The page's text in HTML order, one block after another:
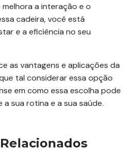
a interação e o
cadeira, você está
e a eficiência no seu
as vantagens e aplicações da
tal considerar essa opção
em como essa escolha pode
sua rotina e a sua saúde.